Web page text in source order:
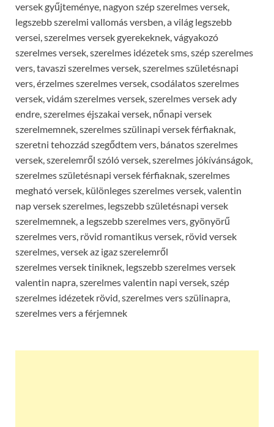
versek gyűjteménye, nagyon szép szerelmes versek,
legszebb szerelmi vallomás versben, a világ legszebb
versei, szerelmes versek gyerekeknek, vágyakozó
szerelmes versek, szerelmes idézetek sms, szép szerelmes
vers, tavaszi szerelmes versek, szerelmes születésnapi
vers, érzelmes szerelmes versek, csodálatos szerelmes
versek, vidám szerelmes versek, szerelmes versek ady
endre, szerelmes éjszakai versek, nőnapi versek
szerelmemnek, szerelmes szülinapi versek férfiaknak,
szeretni tehozzád szegődtem vers, bánatos szerelmes
versek, szerelemről szóló versek, szerelmes jókívánságok,
szerelmes születésnapi versek férfiaknak, szerelmes
megható versek, különleges szerelmes versek, valentin
nap versek szerelmes, legszebb születésnapi versek
szerelmemnek, a legszebb szerelmes vers, gyönyörű
szerelmes vers, rövid romantikus versek, rövid versek
szerelmes, versek az igaz szerelemről
szerelmes versek tiniknek, legszebb szerelmes versek
valentin napra, szerelmes valentin napi versek, szép
szerelmes idézetek rövid, szerelmes vers szülinapra,
szerelmes vers a férjemnek